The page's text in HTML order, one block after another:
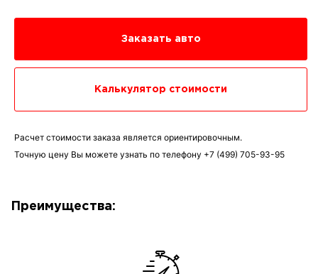
Заказать авто
Калькулятор стоимости
Расчет стоимости заказа является ориентировочным.
Точную цену Вы можете узнать по телефону +7 (499) 705-93-95
Преимущества: